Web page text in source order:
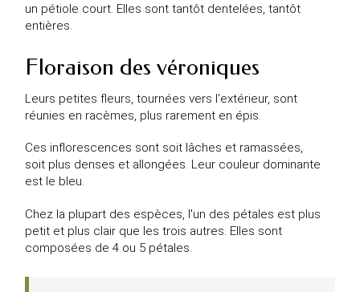
un pétiole court. Elles sont tantôt dentelées, tantôt
entières.
Floraison des véroniques
Leurs petites fleurs, tournées vers l'extérieur, sont
réunies en racèmes, plus rarement en épis.
Ces inflorescences sont soit lâches et ramassées,
soit plus denses et allongées. Leur couleur dominante
est le bleu.
Chez la plupart des espèces, l'un des pétales est plus
petit et plus clair que les trois autres. Elles sont
composées de 4 ou 5 pétales.